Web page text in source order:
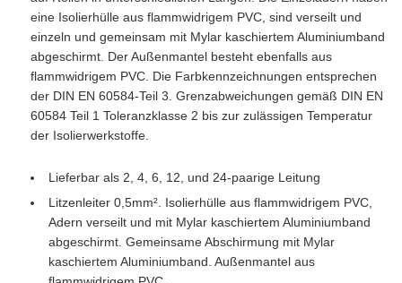
eine Isolierhülle aus flammwidrigem PVC, sind verseilt und
einzeln und gemeinsam mit Mylar kaschiertem Aluminiumband
abgeschirmt. Der Außenmantel besteht ebenfalls aus
flammwidrigem PVC. Die Farbkennzeichnungen entsprechen
der DIN EN 60584-Teil 3. Grenzabweichungen gemäß DIN EN
60584 Teil 1 Toleranzklasse 2 bis zur zulässigen Temperatur
der Isolierwerkstoffe.
Lieferbar als 2, 4, 6, 12, und 24-paarige Leitung
Litzenleiter 0,5mm². Isolierhülle aus flammwidrigem PVC,
Adern verseilt und mit Mylar kaschiertem Aluminiumband
abgeschirmt. Gemeinsame Abschirmung mit Mylar
kaschiertem Aluminiumband. Außenmantel aus